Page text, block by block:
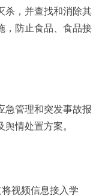
杀，并查找和消除其
，防止食品、食品接
管理和突发事故报
情处置方案。
视频信息接入学